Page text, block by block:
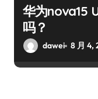
华为nova15
吗？
dawei 8 月 4,